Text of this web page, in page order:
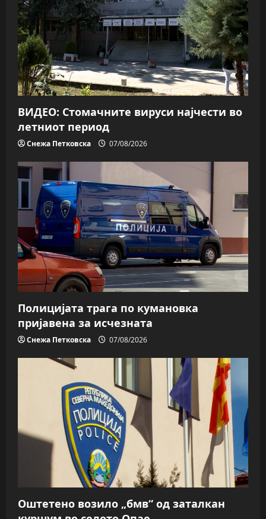
ВИДЕО: Стомачните вируси најчести во
летниот период
Снежа Петковска 07/08/2026
Полицијата трага пo кумановка
пријавена за исчезната
Снежа Петковска 07/08/2026
Оштетено возило „бмв“ од заталкан